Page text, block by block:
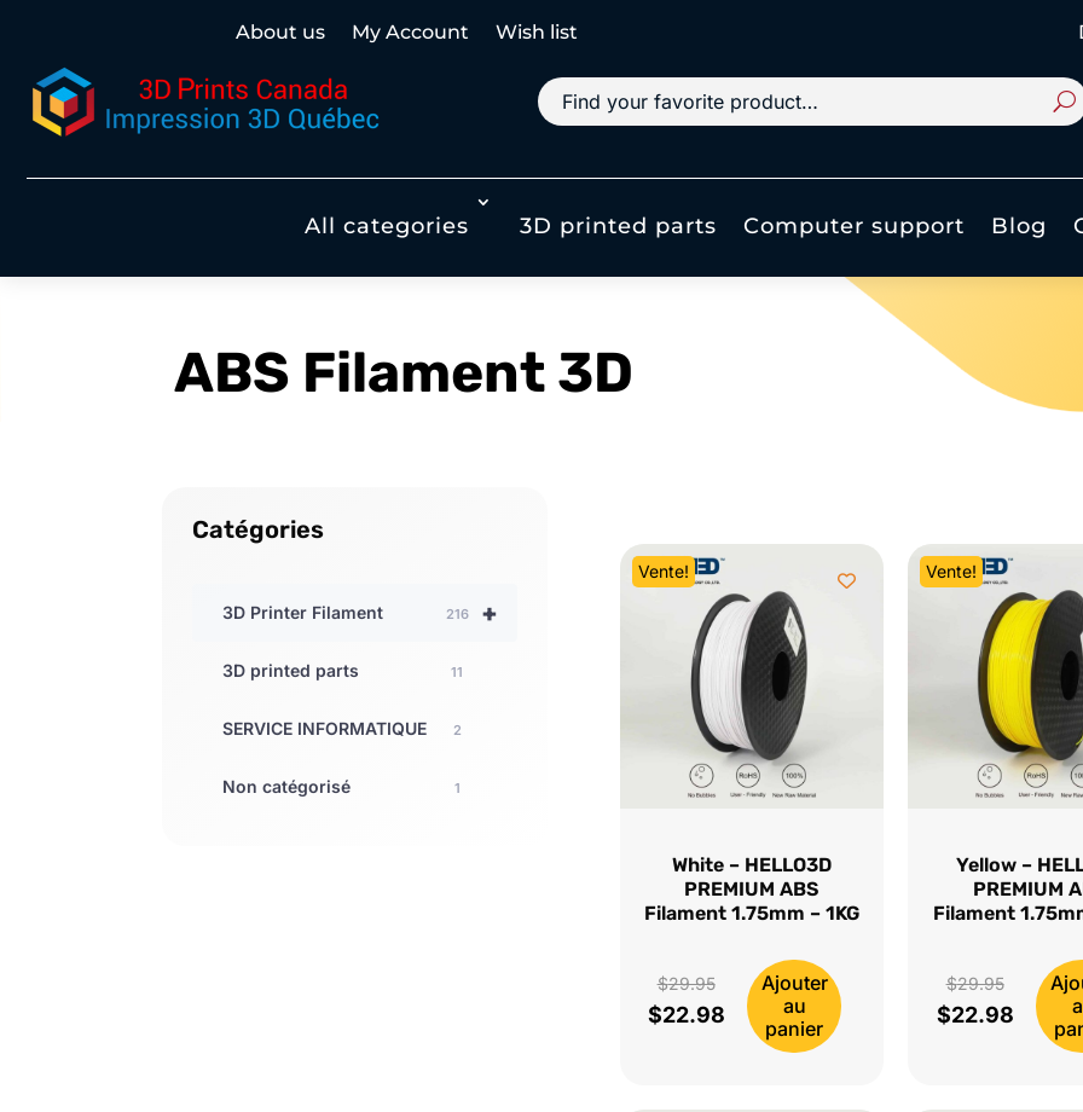
About us My Account Wish list
All categories 3D printed parts Computer support Blog
ABS Filament 3D
Catégories
+
3D Printer Filament 216
3D printed parts 11
SERVICE INFORMATIQUE 2
Non catégorisé 1
Vente!
White – HELLO3D
PREMIUM ABS
Filament 1.75mm – 1KG
$29.95Le
prix
$22.98Le
Ajouter
au
panier
Vente!
Yellow –
PREMIUM
Filament
$29.95Le
prix
$22.98Le